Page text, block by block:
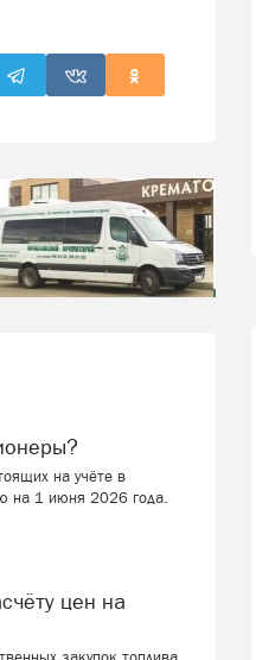
на учёте в
на 1 июня 2026 года.